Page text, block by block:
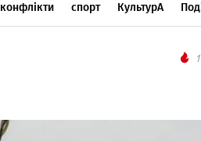
конфлікти спорт КультурА